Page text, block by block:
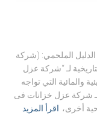
الدليل الملحمي: (شركة
لـ “شركة عزل
والمائية التي تواجه
شركة عزل خزانات فى
أخرى، اقرأ المزيد